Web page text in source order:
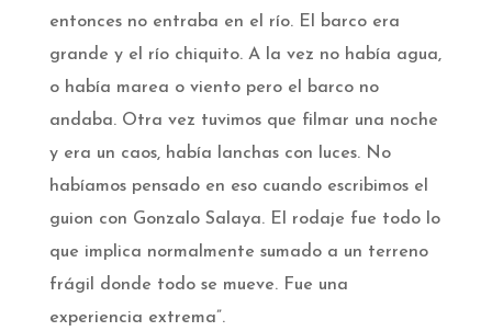
entonces no entraba en el río. El barco era
grande y el río chiquito. A la vez no había agua,
o había marea o viento pero el barco no
andaba. Otra vez tuvimos que filmar una noche
y era un caos, había lanchas con luces. No
habíamos pensado en eso cuando escribimos el
guion con Gonzalo Salaya. El rodaje fue todo lo
que implica normalmente sumado a un terreno
frágil donde todo se mueve. Fue una
experiencia extrema”.